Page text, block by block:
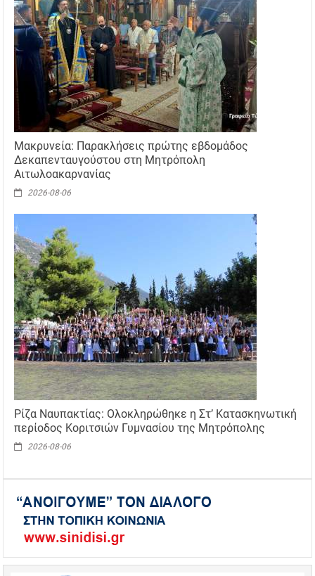
Μακρυνεία: Παρακλήσεις πρώτης εβδομάδος
Δεκαπενταυγούστου στη Μητρόπολη
Αιτωλοακαρνανίας
2026-08-06
Ρίζα Ναυπακτίας: Ολοκληρώθηκε η Στ’ Κατασκηνωτική
περίοδος Κοριτσιών Γυμνασίου της Μητρόπολης
2026-08-06